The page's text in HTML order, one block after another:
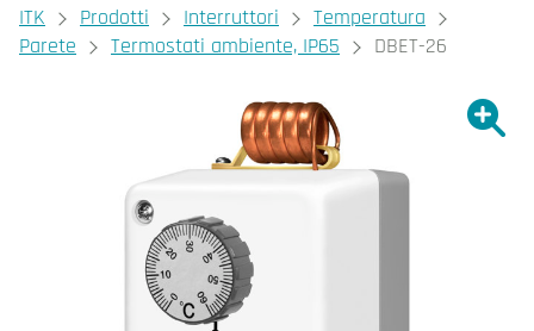
You are here:
ITK Prodotti Interruttori
Temperatura
Parete
Termostati ambiente, IP65 DBET-26